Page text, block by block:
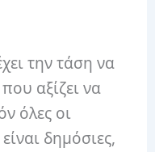
την τάση να
αξίζει να
όλες οι
δημόσιες,